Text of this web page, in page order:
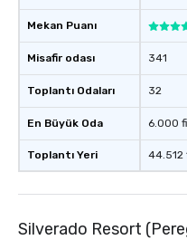
Mekan Puanı
Misafir odası
Toplantı Odaları
En Büyük Oda
Toplantı Yeri
341
32
6.000
44.512
Silverado Resort